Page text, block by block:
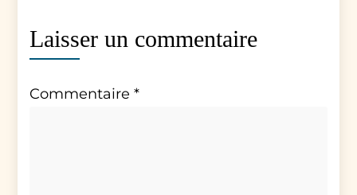
Laisser un commentaire
Commentaire*